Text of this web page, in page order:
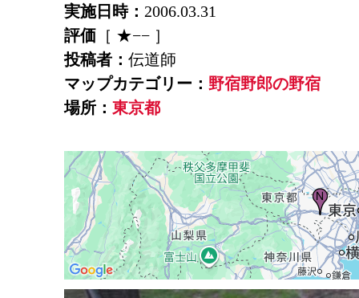
実施日時： 2006.03.31
評価 ［ ★−− ］
投稿者： 伝道師
マップカテゴリー： 野宿野郎の野宿
場所： 東京都